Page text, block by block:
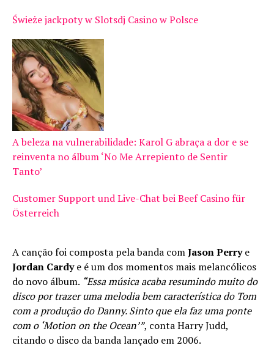
Świeże jackpoty w Slotsdj Casino w Polsce
A beleza na vulnerabilidade: Karol G abraça a dor e se
reinventa no álbum ‘No Me Arrepiento de Sentir
Tanto’
Customer Support und Live-Chat bei Beef Casino für
Österreich
A canção foi composta pela banda comJason Perrye
Jordan Cardye é um dos momentos mais melancólicos
do novo álbum. “Essa música acaba resumindo muito do
disco por trazer uma melodia bem característica do Tom
com a produção do Danny. Sinto que ela faz uma ponte
com o ‘Motion on the Ocean’”, conta Harry Judd,
citando o disco da banda lançado em 2006.